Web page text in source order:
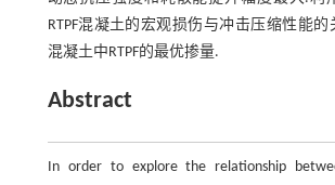
RTPF混凝土的宏观损伤与冲击压缩性能
混凝土中RTPF的最优掺量.
Abstract
In order to explore the relationship